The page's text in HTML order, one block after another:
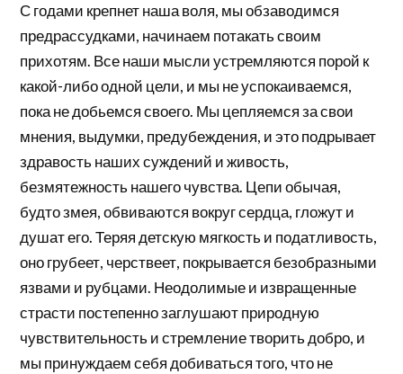
С годами крепнет наша воля, мы обзаводимся
предрассудками, начинаем потакать своим
прихотям. Все наши мысли устремляются порой к
какой-либо одной цели, и мы не успокаиваемся,
пока не добьемся своего. Мы цепляемся за свои
мнения, выдумки, предубеждения, и это подрывает
здравость наших суждений и живость,
безмятежность нашего чувства. Цепи обычая,
будто змея, обвиваются вокруг сердца, гложут и
душат его. Теряя детскую мягкость и податливость,
оно грубеет, черствеет, покрывается безобразными
язвами и рубцами. Неодолимые и извращенные
страсти постепенно заглушают природную
чувствительность и стремление творить добро, и
мы принуждаем себя добиваться того, что не